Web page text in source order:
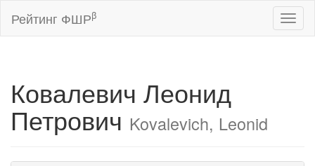
Рейтинг ФШРβ
Ковалевич Леонид
Петрович Kovalevich, Leonid